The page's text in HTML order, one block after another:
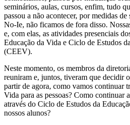
seminários, aulas, cursos, enfim, tudo
passou a não acontecer, por medidas
No-Ie, não ficamos de fora disso.
e, com elas, as atividades presenciais
Educação da Vida e Ciclo de Estudos
(CEEV).
Neste momento, os membros da
reuniram e, juntos, tiveram que decidir
partir de agora, como vamos continuar
Vida para as pessoas? Como continuar
através do Ciclo de Estudos da
nossos alunos?